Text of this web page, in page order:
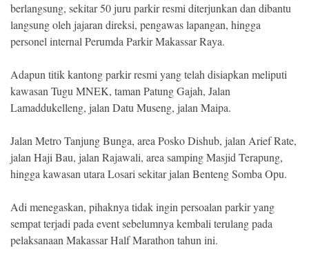
berlangsung, sekitar 50 juru parkir resmi diterjunkan dan dibantu
langsung oleh jajaran direksi, pengawas lapangan, hingga
personel internal Perumda Parkir Makassar Raya.
Adapun titik kantong parkir resmi yang telah disiapkan meliputi
kawasan Tugu MNEK, taman Patung Gajah, Jalan
Lamaddukelleng, jalan Datu Museng, jalan Maipa.
Jalan Metro Tanjung Bunga, area Posko Dishub, jalan Arief Rate,
jalan Haji Bau, jalan Rajawali, area samping Masjid Terapung,
hingga kawasan utara Losari sekitar jalan Benteng Somba Opu.
Adi menegaskan, pihaknya tidak ingin persoalan parkir yang
sempat terjadi pada event sebelumnya kembali terulang pada
pelaksanaan Makassar Half Marathon tahun ini.